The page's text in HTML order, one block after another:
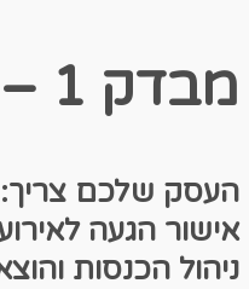
מבדק 1 – מבוא למקצוע המזכירות
העסק שלכם צריך:
אישור הגעה
ניהול הכנסות